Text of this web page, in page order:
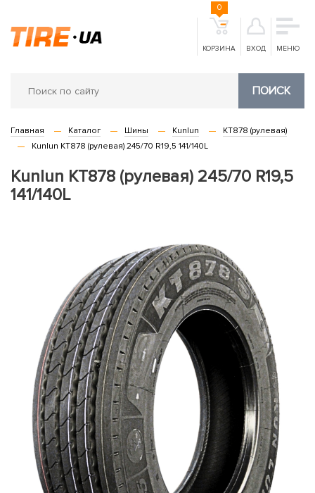
КОРЗИНА
0
ВХОД МЕНЮ
ПОИСК
Главная Каталог Шины Kunlun
KT878 (рулевая)
Kunlun KT878 (рулевая) 245/70 R19,5 141/140L
Kunlun KT878 (рулевая) 245/70 R19,5
141/140L